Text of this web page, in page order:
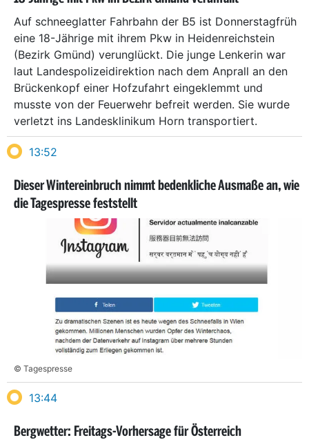
Auf schneeglatter Fahrbahn der B5 ist Donnerstagfrüh
eine 18-Jährige mit ihrem Pkw in Heidenreichstein
(Bezirk Gmünd) verunglückt. Die junge Lenkerin war
laut Landespolizeidirektion nach dem Anprall an den
Brückenkopf einer Hofzufahrt eingeklemmt und
musste von der Feuerwehr befreit werden. Sie wurde
verletzt ins Landesklinikum Horn transportiert.
13:52
Dieser Wintereinbruch nimmt bedenkliche Ausmaße an, wie
die Tagespresse feststellt
© Tagespresse
13:44
Bergwetter: Freitags-Vorhersage für Österreich